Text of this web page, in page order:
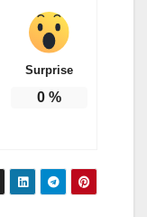
Surprise
0%